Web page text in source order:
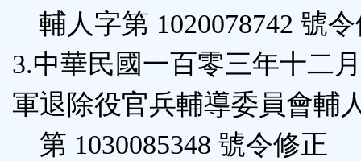
輔人字第 1020078742 號
3.中華民國一百零三年十二
軍退除役官兵輔導委員會輔
第 1030085348 號令修正